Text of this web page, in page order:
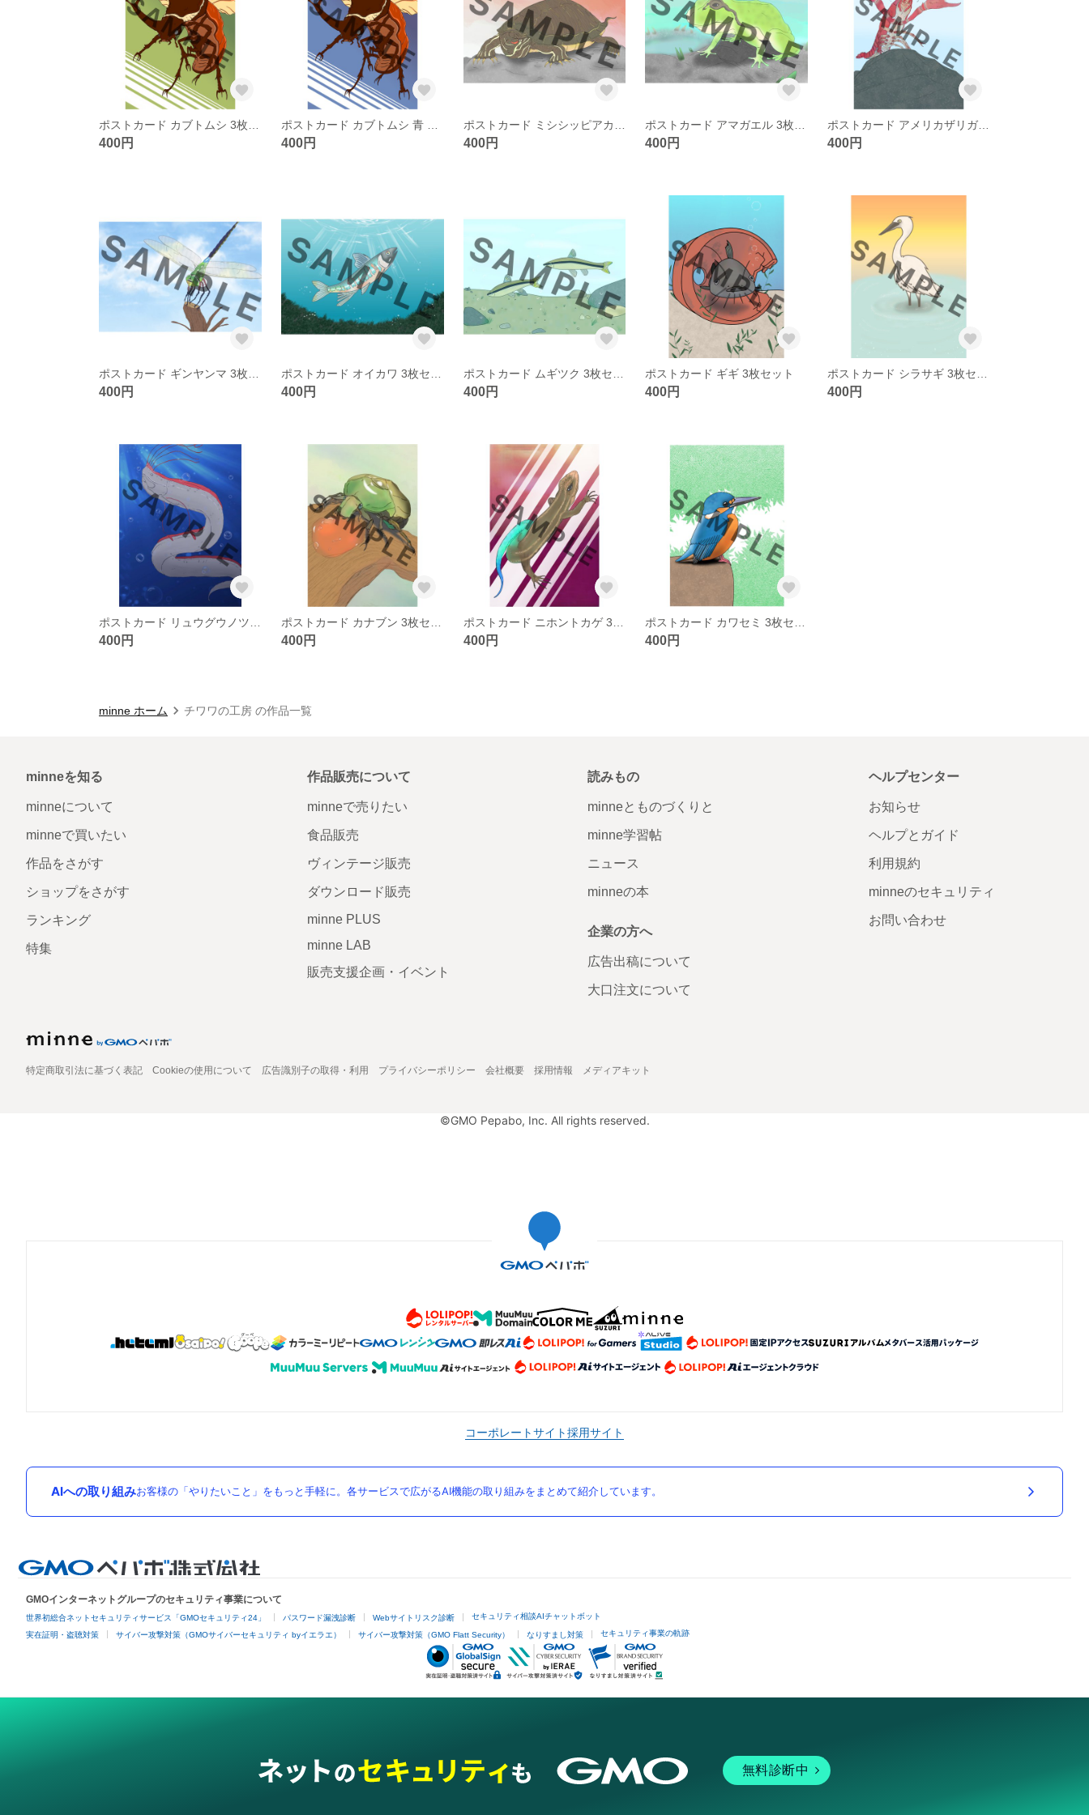
400円 400円 400円 400円
ポストカード アメリカザリガニ 3枚セット
400円
400円 400円 400円
ポストカード ギギ 3枚セット
400円 400円
400円 400円 400円 400円
minne ホーム チワワの工房 の作品一覧
minneを知る
minneについて
minneで買いたい
作品をさがす
ショップをさがす
ランキング
特集
作品販売について
minneで売りたい
食品販売
ヴィンテージ販売
ダウンロード販売
minne PLUS
minne LAB
販売支援企画・イベント
読みもの
minneとものづくりと
minne学習帖
ニュース
minneの本
企業の方へ
広告出稿について
大口注文について
ヘルプセンター
お知らせ
ヘルプとガイド
利用規約
minneのセキュリティ
お問い合わせ
特定商取引法に基づく表記 Cookieの使用について 広告識別子の取得・利用 プライバシーポリシー 会社概要 採用情報 メディアキット
©GMO Pepabo, Inc. All rights reserved.
コーポレートサイト採用サイト
AIへの取り組みお客様の「やりたいこと」をもっと手軽に。各サービスで広がるAI機能の取り組みをまとめて紹介しています。
GMOインターネットグループのセキュリティ事業について
世界初総合ネットセキュリティサービス「GMOセキュリティ24」 パスワード漏洩診断 Webサイトリスク診断 セキュリティ相談AIチャットボット
実在証明・盗聴対策 サイバー攻撃対策（GMOサイバーセキュリティ byイエラエ） サイバー攻撃対策（GMO Flatt Security） なりすまし対策 セキュリティ事業の軌跡
無料診断中